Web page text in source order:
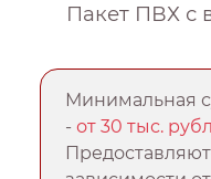
Пакет ПВХ с
Минимальная
-от 30 тыс.